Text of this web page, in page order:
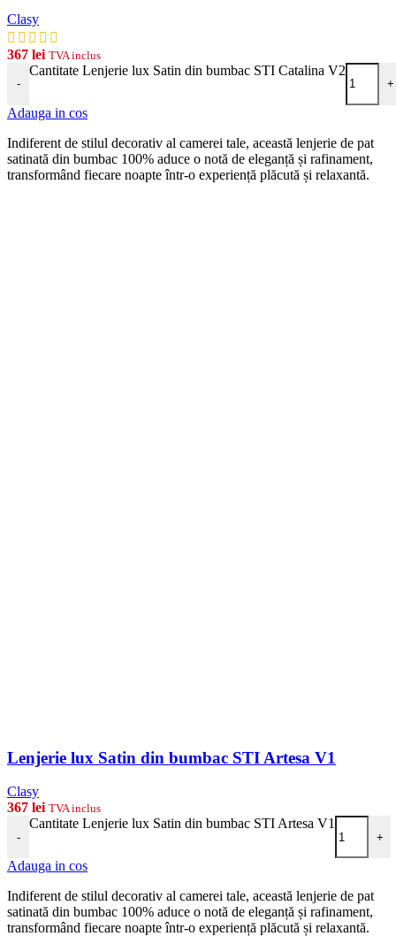
Clasy
367 lei TVA inclus
-
Cantitate Lenjerie lux Satin din bumbac STI Catalina V2
+
Adauga in cos
Indiferent de stilul decorativ al camerei tale, această lenjerie de pat
satinată din bumbac 100% aduce o notă de eleganță și rafinament,
transformând fiecare noapte într-o experiență plăcută și relaxantă.
Lenjerie lux Satin din bumbac STI Artesa V1
Clasy
367 lei TVA inclus
-
Cantitate Lenjerie lux Satin din bumbac STI Artesa V1
+
Adauga in cos
Indiferent de stilul decorativ al camerei tale, această lenjerie de pat
satinată din bumbac 100% aduce o notă de eleganță și rafinament,
transformând fiecare noapte într-o experiență plăcută și relaxantă.